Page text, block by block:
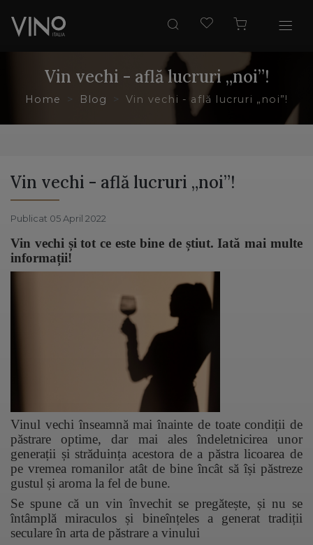
Vin vechi - află lucruri „noi”!
Home Blog Vin vechi - află lucruri „noi”!
Vin vechi - află lucruri „noi”!
Publicat 05 April 2022
Vin vechi și tot ce este bine de știut. Iată mai multe
informații!
Vinul vechi înseamnă mai înainte de toate condiții de
păstrare optime, dar mai ales îndeletnicirea unor
generații și străduința acestora de a păstra licoarea de
pe vremea romanilor atât de bine încât să își păstreze
gustul și aroma la fel de bune.
Se spune că un vin învechit se pregătește, și nu se
întâmplă miraculos și bineînțeles a generat tradiții
seculare în arta de păstrare a vinului